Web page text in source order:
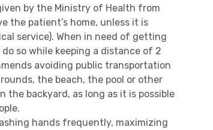
by the Ministry of Health from
the patient’s home, unless it is
service). When in need of getting
so while keeping a distance of 2
avoiding public transportation
the beach, the pool or other
the backyard, as long as it is possible
hands frequently, maximizing